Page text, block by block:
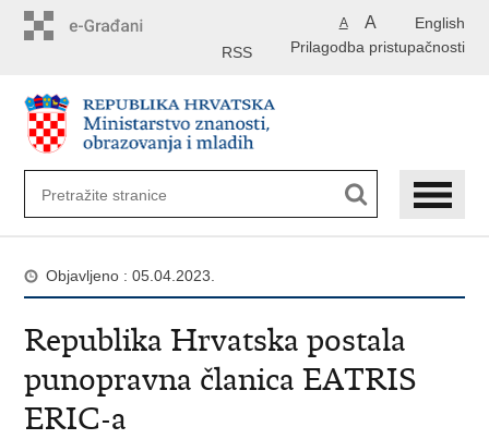
English
A A
Prilagodba pristupačnosti
RSS
Objavljeno : 05.04.2023.
Republika Hrvatska postala
punopravna članica EATRIS
ERIC-a